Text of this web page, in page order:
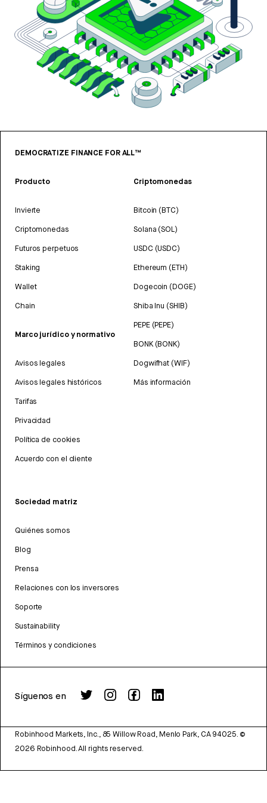
DEMOCRATIZE FINANCE FOR ALL™
Producto
Invierte
Criptomonedas
Futuros perpetuos
Staking
Wallet
Chain
Marco jurídico y normativo
Avisos legales
Avisos legales históricos
Tarifas
Privacidad
Política de cookies
Acuerdo con el cliente
Criptomonedas
Bitcoin (BTC)
Solana (SOL)
USDC (USDC)
Ethereum (ETH)
Dogecoin (DOGE)
Shiba Inu (SHIB)
PEPE (PEPE)
BONK (BONK)
Dogwifhat (WIF)
Más información
Sociedad matriz
Quiénes somos
Blog
Prensa
Relaciones con los inversores
Soporte
Sustainability
Términos y condiciones
Síguenos en
Robinhood Markets, Inc., 85 Willow Road, Menlo Park, CA 94025. ©
2026 Robinhood. All rights reserved.